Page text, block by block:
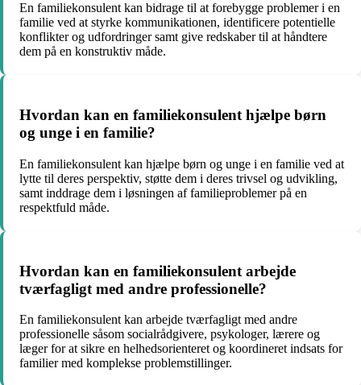
En familiekonsulent kan bidrage til at forebygge problemer i en
familie ved at styrke kommunikationen, identificere potentielle
konflikter og udfordringer samt give redskaber til at håndtere
dem på en konstruktiv måde.
Hvordan kan en familiekonsulent hjælpe børn
og unge i en familie?
En familiekonsulent kan hjælpe børn og unge i en familie ved at
lytte til deres perspektiv, støtte dem i deres trivsel og udvikling,
samt inddrage dem i løsningen af familieproblemer på en
respektfuld måde.
Hvordan kan en familiekonsulent arbejde
tværfagligt med andre professionelle?
En familiekonsulent kan arbejde tværfagligt med andre
professionelle såsom socialrådgivere, psykologer, lærere og
læger for at sikre en helhedsorienteret og koordineret indsats for
familier med komplekse problemstillinger.